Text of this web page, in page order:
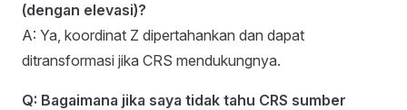
(dengan elevasi)?
A: Ya, koordinat Z dipertahankan dan dapat
ditransformasi jika CRS mendukungnya.
Q: Bagaimana jika saya tidak tahu CRS sumber